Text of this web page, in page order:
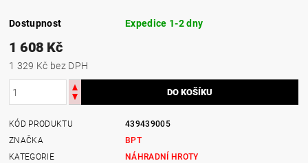
Dostupnost Expedice 1-2 dny
1 608 Kč
1 329 Kč bez DPH
KÓD PRODUKTU
439439005
ZNAČKA
BPT
KATEGORIE
NÁHRADNÍ HROTY